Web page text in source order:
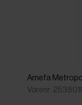
Amefa
Varenr: